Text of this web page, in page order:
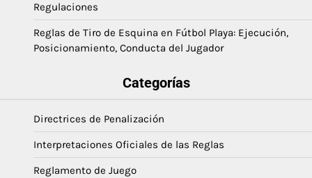
Regulaciones
Reglas de Tiro de Esquina en Fútbol Playa: Ejecución,
Posicionamiento, Conducta del Jugador
Categorías
Directrices de Penalización
Interpretaciones Oficiales de las Reglas
Reglamento de Juego